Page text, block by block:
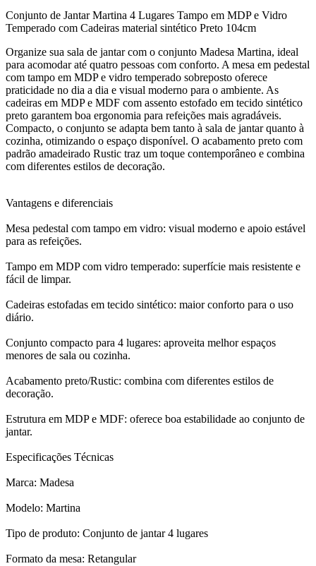
Conjunto de Jantar Martina 4 Lugares Tampo em MDP e Vidro
Temperado com Cadeiras material sintético Preto 104cm
Organize sua sala de jantar com o conjunto Madesa Martina, ideal
para acomodar até quatro pessoas com conforto. A mesa em pedestal
com tampo em MDP e vidro temperado sobreposto oferece
praticidade no dia a dia e visual moderno para o ambiente. As
cadeiras em MDP e MDF com assento estofado em tecido sintético
preto garantem boa ergonomia para refeições mais agradáveis.
Compacto, o conjunto se adapta bem tanto à sala de jantar quanto à
cozinha, otimizando o espaço disponível. O acabamento preto com
padrão amadeirado Rustic traz um toque contemporâneo e combina
com diferentes estilos de decoração.
Vantagens e diferenciais
Mesa pedestal com tampo em vidro: visual moderno e apoio estável
para as refeições.
Tampo em MDP com vidro temperado: superfície mais resistente e
fácil de limpar.
Cadeiras estofadas em tecido sintético: maior conforto para o uso
diário.
Conjunto compacto para 4 lugares: aproveita melhor espaços
menores de sala ou cozinha.
Acabamento preto/Rustic: combina com diferentes estilos de
decoração.
Estrutura em MDP e MDF: oferece boa estabilidade ao conjunto de
jantar.
Especificações Técnicas
Marca: Madesa
Modelo: Martina
Tipo de produto: Conjunto de jantar 4 lugares
Formato da mesa: Retangular